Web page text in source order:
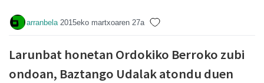
arranbela 2015eko martxoaren 27a
Larunbat honetan Ordokiko Berroko zubi
ondoan, Baztango Udalak atondu duen